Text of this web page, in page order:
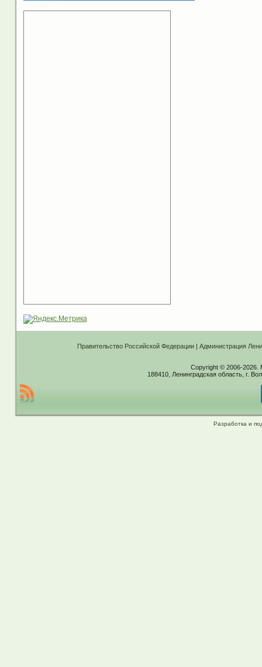
Правительство Российской Федерации| Администрация
Copyright © 2006-2026.
188410, Ленинградская область, г.
Разработка и